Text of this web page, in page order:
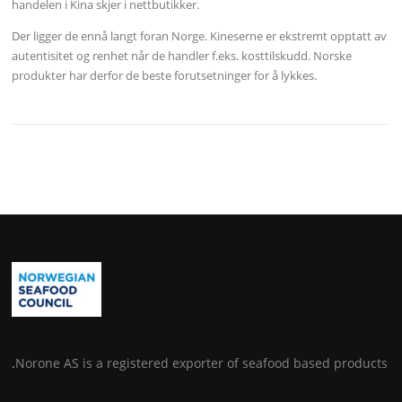
handelen i Kina skjer i nettbutikker.
Der ligger de ennå langt foran Norge. Kineserne er ekstremt opptatt av
autentisitet og renhet når de handler f.eks. kosttilskudd. Norske
produkter har derfor de beste forutsetninger for å lykkes.
.Norone AS is a registered exporter of seafood based products